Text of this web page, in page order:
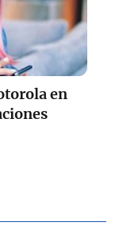
en